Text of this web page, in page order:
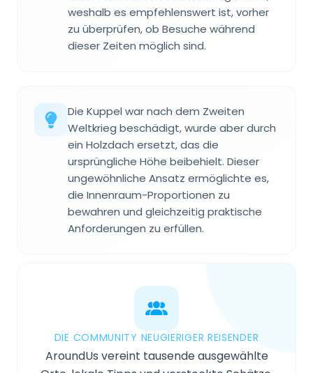
weshalb es empfehlenswert ist, vorher
zu überprüfen, ob Besuche während
dieser Zeiten möglich sind.
Die Kuppel war nach dem Zweiten
Weltkrieg beschädigt, wurde aber durch
ein Holzdach ersetzt, das die
ursprüngliche Höhe beibehielt. Dieser
ungewöhnliche Ansatz ermöglichte es,
die Innenraum-Proportionen zu
bewahren und gleichzeitig praktische
Anforderungen zu erfüllen.
DIE COMMUNITY NEUGIERIGER REISENDER
AroundUs vereint tausende ausgewählte